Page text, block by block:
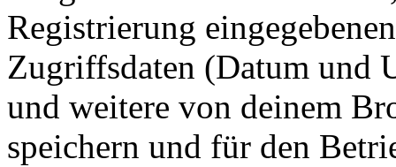
Registrierung
Zugriffsdaten (Datum und
und weitere von deinem
speichern und für den